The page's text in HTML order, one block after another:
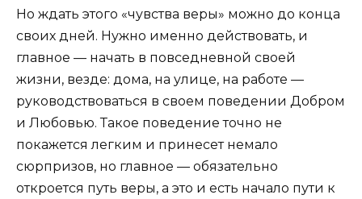
Но ждать этого «чувства веры» можно до конца
своих дней. Нужно именно действовать, и
главное — начать в повседневной своей
жизни, везде: дома, на улице, на работе —
руководствоваться в своем поведении Добром
и Любовью. Такое поведение точно не
покажется легким и принесет немало
сюрпризов, но главное — обязательно
откроется путь веры, а это и есть начало пути к